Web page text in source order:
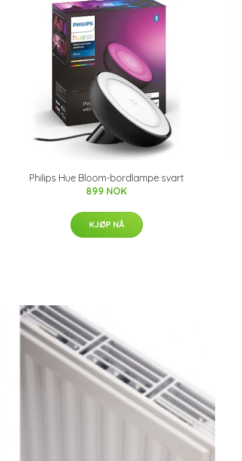
Philips Hue Bloom-bordlampe svart
899 NOK
KJØP NÅ